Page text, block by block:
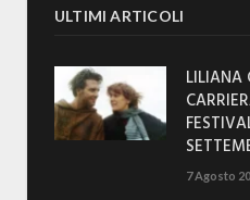
ULTIMI ARTICOLI
LILIANA
7 Agosto